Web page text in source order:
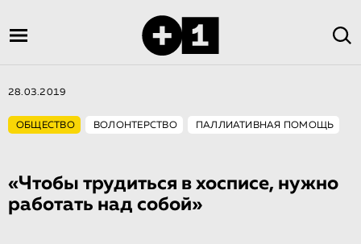
28.03.2019
ОБЩЕСТВО ВОЛОНТЕРСТВО ПАЛЛИАТИВНАЯ ПОМОЩЬ
«Чтобы трудиться в хосписе, нужно
работать над собой»